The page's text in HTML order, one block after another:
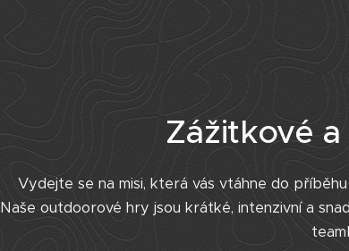
Zážitkové
Vydejte se na misi, která vás vtáhne do
Naše outdoorové hry jsou krátké, intenzivní a